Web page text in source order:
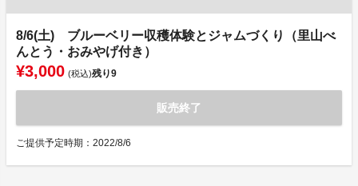
8/6(土) ブルーベリー収穫体験とジャムづくり（里山べ
んとう・おみやげ付き）
¥3,000 (税込)残り9
販売終了
ご提供予定時期：2022/8/6